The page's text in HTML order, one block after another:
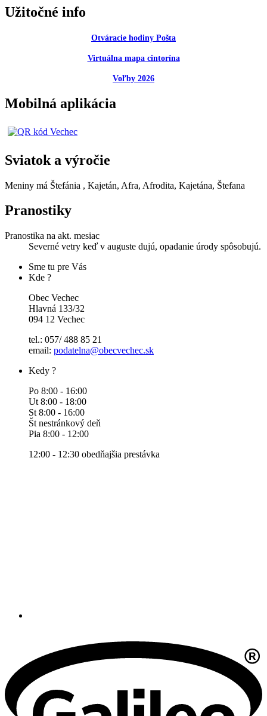
Užitočné info
Otváracie hodiny Pošta
Virtuálna mapa cintorína
Voľby 2026
Mobilná aplikácia
Sviatok a výročie
Meniny má Štefánia , Kajetán, Afra, Afrodita, Kajetána, Štefana
Pranostiky
Pranostika na akt. mesiac
Severné vetry keď v auguste dujú, opadanie úrody spôsobujú.
Sme tu pre Vás
Kde ?
Obec Vechec
Hlavná 133/32
094 12 Vechec
tel.: 057/ 488 85 21
email: podatelna@obecvechec.sk
Kedy ?
Po 8:00 - 16:00
Ut 8:00 - 18:00
St 8:00 - 16:00
Št nestránkový deň
Pia 8:00 - 12:00
12:00 - 12:30 obedňajšia prestávka